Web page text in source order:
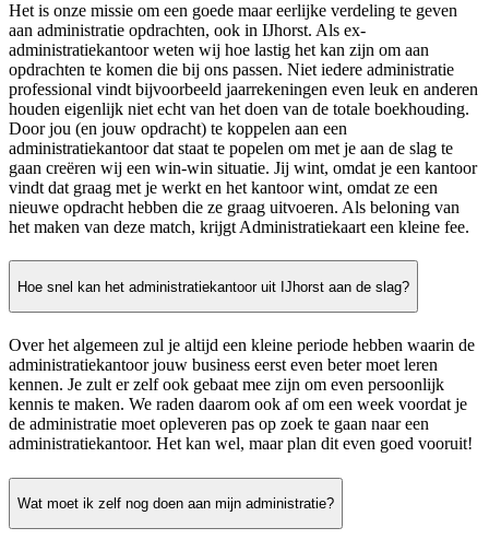
Het is onze missie om een goede maar eerlijke verdeling te geven
aan administratie opdrachten, ook in IJhorst. Als ex-
administratiekantoor weten wij hoe lastig het kan zijn om aan
opdrachten te komen die bij ons passen. Niet iedere administratie
professional vindt bijvoorbeeld jaarrekeningen even leuk en anderen
houden eigenlijk niet echt van het doen van de totale boekhouding.
Door jou (en jouw opdracht) te koppelen aan een
administratiekantoor dat staat te popelen om met je aan de slag te
gaan creëren wij een win-win situatie. Jij wint, omdat je een kantoor
vindt dat graag met je werkt en het kantoor wint, omdat ze een
nieuwe opdracht hebben die ze graag uitvoeren. Als beloning van
het maken van deze match, krijgt Administratiekaart een kleine fee.
Hoe snel kan het administratiekantoor uit IJhorst aan de slag?
Over het algemeen zul je altijd een kleine periode hebben waarin de
administratiekantoor jouw business eerst even beter moet leren
kennen. Je zult er zelf ook gebaat mee zijn om even persoonlijk
kennis te maken. We raden daarom ook af om een week voordat je
de administratie moet opleveren pas op zoek te gaan naar een
administratiekantoor. Het kan wel, maar plan dit even goed vooruit!
Wat moet ik zelf nog doen aan mijn administratie?